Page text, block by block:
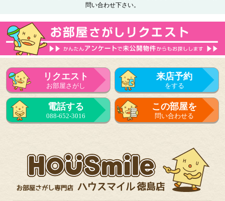
問い合わせ下さい。
リクエスト
お部屋さがし
来店予約
をする
電話する
088-652-3016
この部屋を
問い合わせる